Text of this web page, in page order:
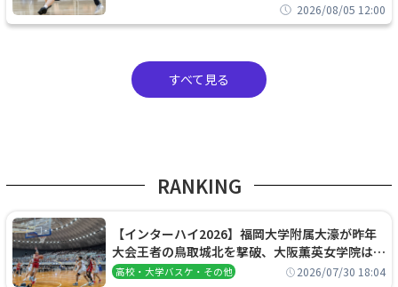
2026/08/05 12:00
すべて見る
RANKING
【インターハイ2026】福岡大学附属大濠が昨年
大会王者の鳥取城北を撃破、大阪薫英女学院は岐
阜女子に完勝、大会3日目試合結果
高校・大学バスケ・その他 2026/07/30 18:04